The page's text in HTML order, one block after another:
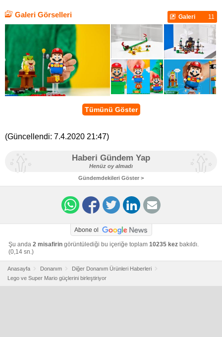
Galeri Görselleri Galeri 11
Tümünü Göster
(Güncellendi: 7.4.2020 21:47)
Haberi Gündem Yap
Henüz oy almadı
Gündemdekileri Göster >
Abone ol
Şu anda 2 misafirin görüntülediği bu içeriğe toplam 10235 kez bakıldı.
(0,14 sn.)
Anasayfa Donanım
Diğer Donanım Ürünleri Haberleri
Lego ve Super Mario güçlerini birleştiriyor